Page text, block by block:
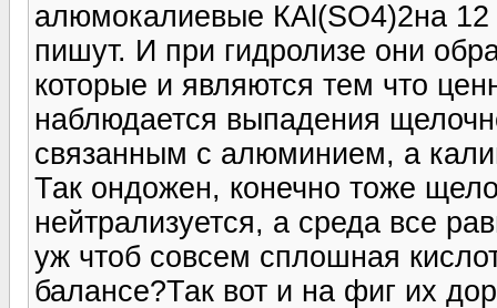
алюмокалиевые КАl(SO4)2на
пишут. И при гидролизе они
которые и являются тем что
наблюдается выпадения
связанным с алюминием, а
Так ондожен, конечно тоже
нейтрализуется, а среда все
уж чтоб совсем сплошная
балансе?Так вот и на фиг их